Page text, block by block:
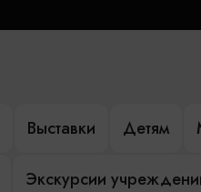
Выставки Детям
Экскурсии